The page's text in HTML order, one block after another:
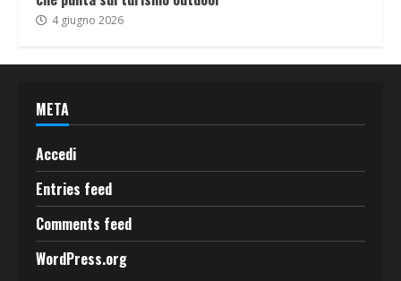
4 giugno 2026
META
Accedi
Entries feed
Comments feed
WordPress.org